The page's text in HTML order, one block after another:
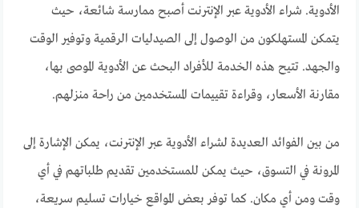
الأدوية. شراء الأدوية عبر الإنترنت أصبح ممارسة شائعة، حيث
يتمكن المستهلكون من الوصول إلى الصيدليات الرقمية وتوفير الوقت
والجهد. تتيح هذه الخدمة للأفراد البحث عن الأدوية الموصى بها،
مقارنة الأسعار، وقراءة تقييمات المستخدمين من راحة منزلهم.
من بين الفوائد العديدة لشراء الأدوية عبر الإنترنت، يمكن الإشارة إلى
المرونة في التسوق، حيث يمكن للمستخدمين تقديم طلباتهم في أي
وقت ومن أي مكان. كما توفر بعض المواقع خيارات تسليم سريعة،